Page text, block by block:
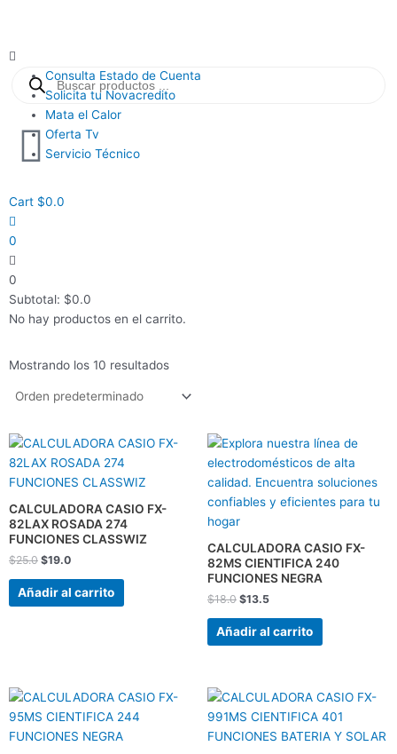
Main
Menu Consulta Estado de Cuenta
Solicita tu Novacredito
Mata el Calor
Oferta Tv
Servicio Técnico
Búsqueda
productos
Cart $0.0
0
0
Subtotal: $0.0
No hay productos en el carrito.
Mostrando los 10 resultados
CALCULADORA CASIO FX-
82LAX ROSADA 274
FUNCIONES CLASSWIZ
$25.0
El
original
era:
$19.0
El
actual
es:
Añadir al carrito
CALCULADORA CASIO FX-
82MS CIENTIFICA 240
FUNCIONES NEGRA
$18.0
El
original
era:
$18.0.
$13.5
El
actual
es:
$13.5.
Añadir al carrito
El
precio
original
era:
El
actual
es:
El
precio
original
era:
El
actual
es: